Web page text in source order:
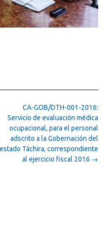
CA-GOB/DTH-001-2016:
Servicio de evaluación médica
ocupacional, para el personal
adscrito a la Gobernación del
estado Táchira, correspondiente
al ejercicio fiscal 2016 →